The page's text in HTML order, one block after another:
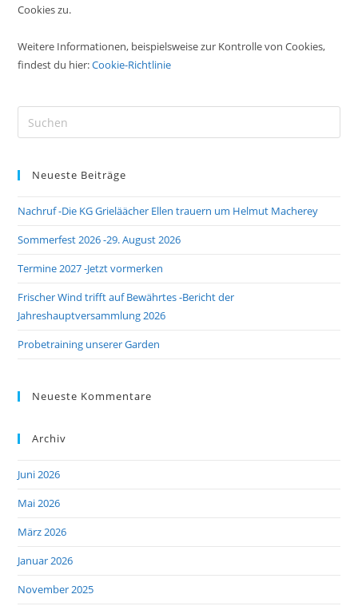
Cookies zu.
Weitere Informationen, beispielsweise zur Kontrolle von Cookies,
findest du hier:Cookie-Richtlinie
Neueste Beiträge
Nachruf -Die KG Grieläächer Ellen trauern um Helmut Macherey
Sommerfest 2026 -29. August 2026
Termine 2027 -Jetzt vormerken
Frischer Wind trifft auf Bewährtes -Bericht der
Jahreshauptversammlung 2026
Probetraining unserer Garden
Neueste Kommentare
Archiv
Juni 2026
Mai 2026
März 2026
Januar 2026
November 2025